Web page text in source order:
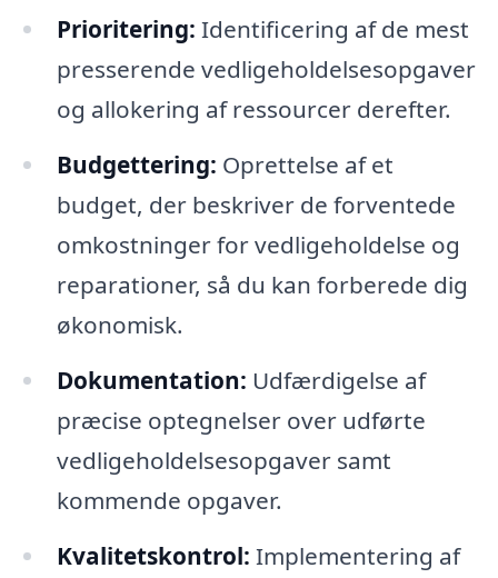
Prioritering: Identificering af de mest
presserende vedligeholdelsesopgaver
og allokering af ressourcer derefter.
Budgettering: Oprettelse af et
budget, der beskriver de forventede
omkostninger for vedligeholdelse og
reparationer, så du kan forberede dig
økonomisk.
Dokumentation: Udfærdigelse af
præcise optegnelser over udførte
vedligeholdelsesopgaver samt
kommende opgaver.
Kvalitetskontrol: Implementering af